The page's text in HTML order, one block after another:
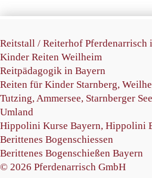
Reitstall / Reiterhof Pferdenarrisch
Kinder Reiten Weilheim
Reitpädagogik in Bayern
Reiten für Kinder Starnberg,
Tutzing, Ammersee, Starnberger
Umland
Hippolini Kurse Bayern, Hippolini
Berittenes Bogenschiessen
Berittenes Bogenschießen Bayern
© 2026 Pferdenarrisch GmbH